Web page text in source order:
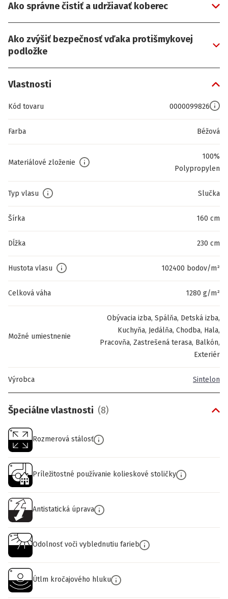
Ako správne čistiť a udržiavať koberec
Ako zvýšiť bezpečnosť vďaka protišmykovej
podložke
Vlastnosti
Kód tovaru 0000099826
Farba Béžová
Materiálové zloženie
100%
Polypropylen
Typ vlasu Slučka
Šírka 160 cm
Dĺžka 230 cm
Hustota vlasu 102400 bodov/m²
Celková váha 1280 g/m²
Možné umiestnenie
Obývacia izba, Spálňa, Detská izba,
Kuchyňa, Jedálňa, Chodba, Hala,
Pracovňa, Zastrešená terasa, Balkón,
Exteriér
Výrobca Sintelon
Špeciálne vlastnosti (8)
Rozmerová stálosť
Príležitostné používanie kolieskové stoličky
Antistatická úprava
Odolnosť voči vyblednutiu farieb
Útlm kročajového hluku